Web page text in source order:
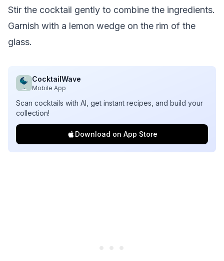
Stir the cocktail gently to combine the ingredients.
Garnish with a lemon wedge on the rim of the
glass.
CocktailWave
Mobile App
Scan cocktails with AI, get instant recipes, and build your
collection!
Download on App Store